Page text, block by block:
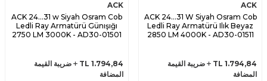
ACK
ACK 24...31 W Siyah Osram Cob
Ledli Ray Armatürü Ilık Beyaz
2850 LM 4000K - AD30-01511
1.794,84
ضريبة القيمة
المضافة
ACK
ACK 24...31 w Siyah Osram Cob
Ledli Ray Armatürü Günışığı
2750 LM 3000K - AD30-01501
1.794,84
ضريبة القيمة
المضافة